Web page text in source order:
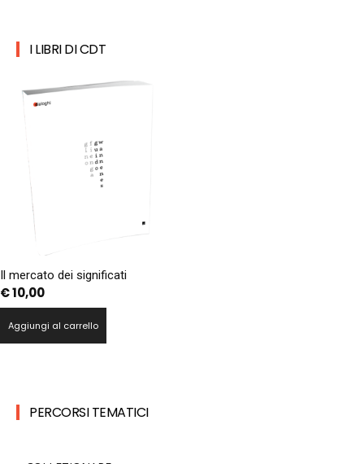
I LIBRI DI CDT
Il mercato dei significati
€10,00
Aggiungi al carrello
PERCORSI TEMATICI